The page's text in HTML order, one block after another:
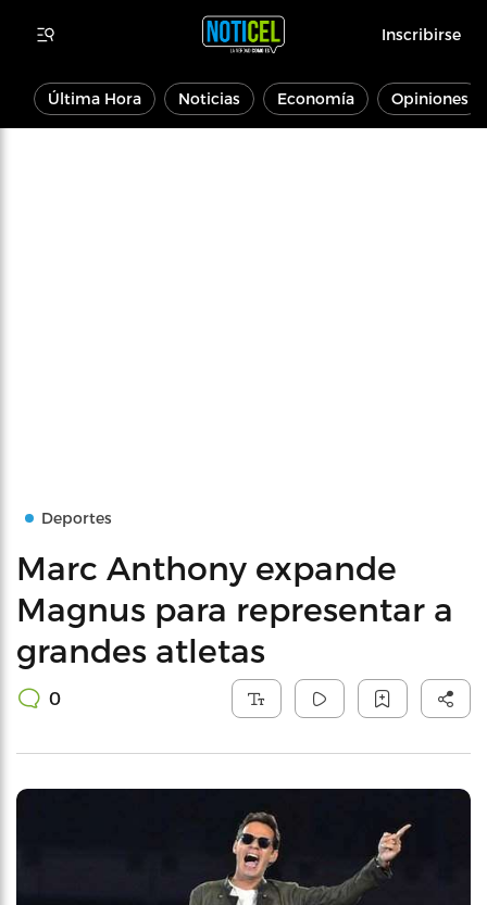
Inscribirse
Última Hora Noticias Economía Opiniones
Deportes
Marc Anthony expande
Magnus para representar a
grandes atletas
0